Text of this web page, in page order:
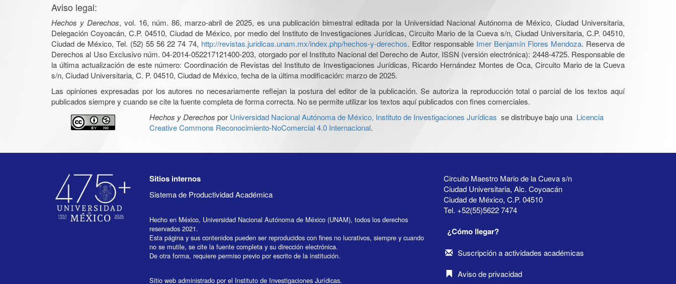
Aviso legal:
Hechos y Derechos, vol. 16, núm. 86, marzo-abril de 2025, es una publicación bimestral editada por la Universidad Nacional Autónoma de México, Ciudad Universitaria,
Delegación Coyoacán, C.P. 04510, Ciudad de México, por medio del Instituto de Investigaciones Jurídicas, Circuito Mario de la Cueva s/n, Ciudad Universitaria, C.P. 04510,
Ciudad de México, Tel. (52) 55 56 22 74 74, http://revistas.juridicas.unam.mx/index.php/hechos-y-derechos. Editor responsable Imer Benjamín Flores Mendoza. Reserva de
Derechos al Uso Exclusivo núm. 04-2014-052217121400-203, otorgado por el Instituto Nacional del Derecho de Autor, ISSN (versión electrónica): 2448-4725. Responsable de
la última actualización de este número: Coordinación de Revistas del Instituto de Investigaciones Jurídicas, Ricardo Hernández Montes de Oca, Circuito Mario de la Cueva
s/n, Ciudad Universitaria, C. P. 04510, Ciudad de México, fecha de la última modificación: marzo de 2025.
Las opiniones expresadas por los autores no necesariamente reflejan la postura del editor de la publicación. Se autoriza la reproducción total o parcial de los textos aquí
publicados siempre y cuando se cite la fuente completa de forma correcta. No se permite utilizar los textos aquí publicados con fines comerciales.
Hechos y Derechos por Universidad Nacional Autónoma de México, Instituto de Investigaciones Jurídicas se distribuye bajo una Licencia
Creative Commons Reconocimiento-NoComercial 4.0 Internacional.
Sitios internos
Sistema de Productividad Académica
Hecho en México, Universidad Nacional Autónoma de México (UNAM), todos los derechos
reservados 2021.
Esta página y sus contenidos pueden ser reproducidos con fines no lucrativos, siempre y cuando
no se mutile, se cite la fuente completa y su dirección electrónica.
De otra forma, requiere permiso previo por escrito de la institución.
Sitio web administrado por el Instituto de Investigaciones Jurídicas.
Circuito Maestro Mario de la Cueva s/n
Ciudad Universitaria, Alc. Coyoacán
Ciudad de México, C.P. 04510
Tel. +52(55)5622 7474
¿Cómo llegar?
Suscripción a actividades académicas
Aviso de privacidad